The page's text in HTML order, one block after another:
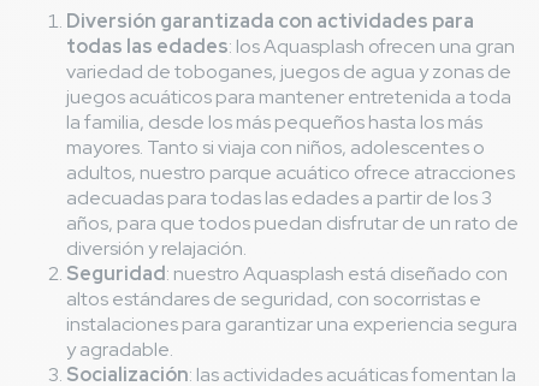
Diversión garantizada con actividades para
todas las edades: los Aquasplash ofrecen una gran
variedad de toboganes, juegos de agua y zonas de
juegos acuáticos para mantener entretenida a toda
la familia, desde los más pequeños hasta los más
mayores. Tanto si viaja con niños, adolescentes o
adultos, nuestro parque acuático ofrece atracciones
adecuadas para todas las edades a partir de los 3
años, para que todos puedan disfrutar de un rato de
diversión y relajación.
Seguridad: nuestro Aquasplash está diseñado con
altos estándares de seguridad, con socorristas e
instalaciones para garantizar una experiencia segura
y agradable.
Socialización: las actividades acuáticas fomentan la